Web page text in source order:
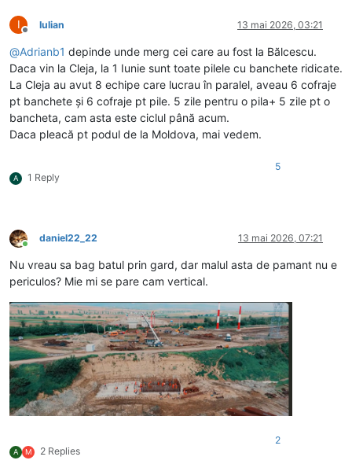
I
Deconectat
Iulian 13 mai 2026, 03:21
@Adrianb1 depinde unde merg cei care au fost la Bălcescu.
Daca vin la Cleja, la 1 Iunie sunt toate pilele cu banchete ridicate.
La Cleja au avut 8 echipe care lucrau în paralel, aveau 6 cofraje
pt banchete și 6 cofraje pt pile. 5 zile pentru o pila+ 5 zile pt o
bancheta, cam asta este ciclul până acum.
Daca pleacă pt podul de la Moldova, mai vedem.
A 1 Reply
5
Conectat
daniel22_22 13 mai 2026, 07:21
Nu vreau sa bag batul prin gard, dar malul asta de pamant nu e
periculos? Mie mi se pare cam vertical.
A M 2 Replies
2